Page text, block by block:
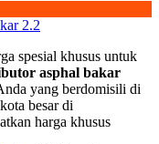
2.2
spesial khusus untuk
asphal bakar
yang berdomisili di
besar di
harga khusus